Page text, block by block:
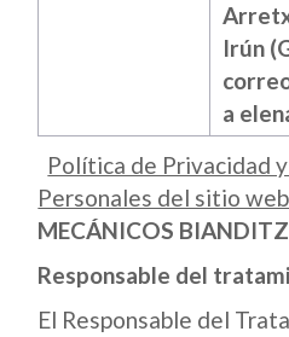
Irún
a
Política de Privacidad
Personales del sitio
MECÁNICOS
Responsable del
El Responsable del